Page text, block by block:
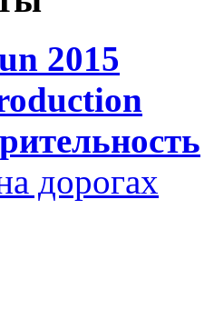
2015
дорогах